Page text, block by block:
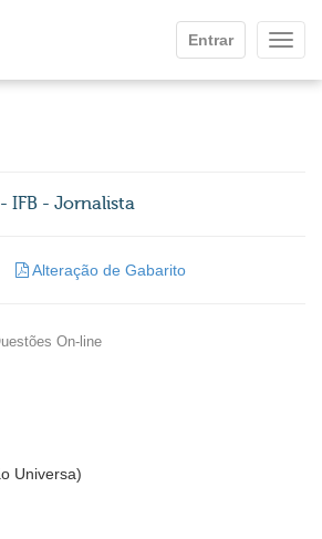
Entrar
IFB - Jornalista
Alteração de Gabarito
On-line
Universa)